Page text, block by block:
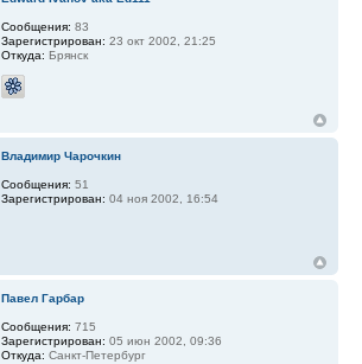
Сообщения: 83
Зарегистрирован: 23 окт 2002, 21:25
Откуда: Брянск
Владимир Чарочкин
Сообщения: 51
Зарегистрирован: 04 ноя 2002, 16:54
Павел Гарбар
Сообщения: 715
Зарегистрирован: 05 июн 2002, 09:36
Откуда: Санкт-Петербург